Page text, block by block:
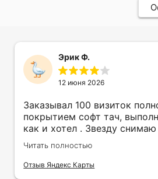
Эрик Ф.
12 июня 2026
Заказывал 100 визиток
покрытием софт тач,
как и хотел . Звезду снимаю
как в первый день приехал
закрытия а на месте никого
Читать полностью
Отзыв Яндекс Карты